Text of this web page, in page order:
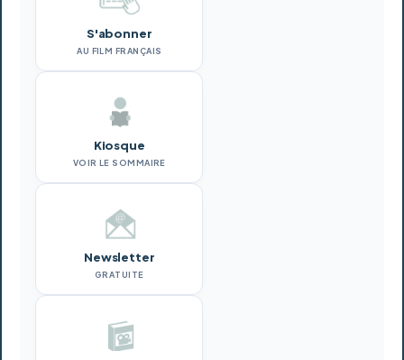
S'abonner
AU FILM FRANÇAIS
Kiosque
VOIR LE SOMMAIRE
Newsletter
GRATUITE